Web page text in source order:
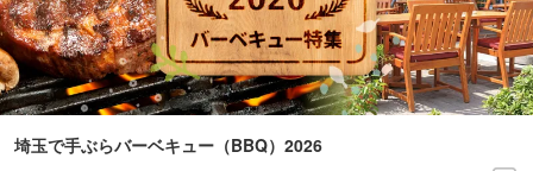
埼玉で手ぶらバーベキュー（BBQ）2026